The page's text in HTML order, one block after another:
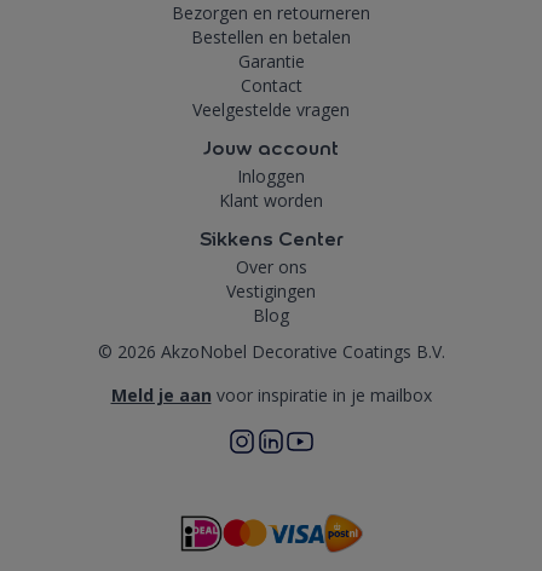
Bezorgen en retourneren
Bestellen en betalen
Garantie
Contact
Veelgestelde vragen
Jouw account
Inloggen
Klant worden
Sikkens Center
Over ons
Vestigingen
Blog
© 2026 AkzoNobel Decorative Coatings B.V.
Meld je aan voor inspiratie in je mailbox